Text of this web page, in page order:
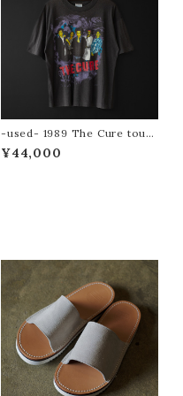
-used- 1989 The Cure tour
tee (The Prayer Tour)
¥44,000